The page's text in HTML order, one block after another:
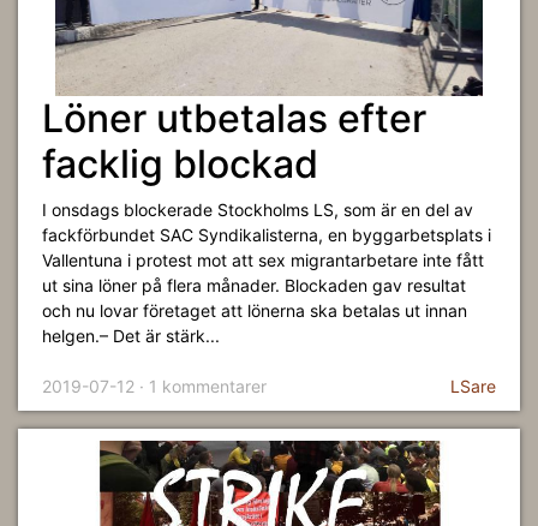
Löner utbetalas efter
facklig blockad
I onsdags blockerade Stockholms LS, som är en del av
fackförbundet SAC Syndikalisterna, en byggarbetsplats i
Vallentuna i protest mot att sex migrantarbetare inte fått
ut sina löner på flera månader. Blockaden gav resultat
och nu lovar företaget att lönerna ska betalas ut innan
helgen.– Det är stärk...
2019-07-12 · 1 kommentarer LSare